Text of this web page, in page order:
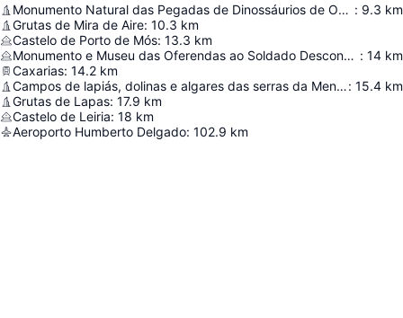
Monumento Natural das Pegadas de Dinossáurios de Ourém/Torres Novas : 9.3 km
Grutas de Mira de Aire: 10.3 km
Castelo de Porto de Mós: 13.3 km
Monumento e Museu das Oferendas ao Soldado Desconhecido : 14 km
Caxarias: 14.2 km
Campos de lapiás, dolinas e algares das serras da Mendiga e S. Bento: 15.4 km
Grutas de Lapas: 17.9 km
Castelo de Leiria: 18 km
Aeroporto Humberto Delgado: 102.9 km